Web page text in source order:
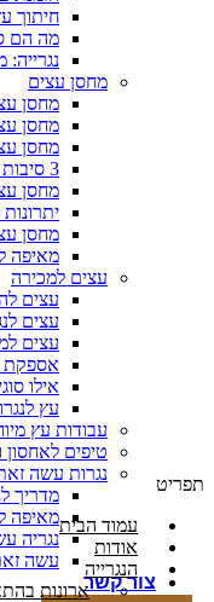
חיתוך
מה הם
מחסן עצים
מחסן
מחסן
מחסן
3 סיבות טובות לשימוש בשירותי מחסן עצים
מחסן
מחסן
מאיפה
עצים למכירה
עצים
עצים
עצים
אספקת עצים – 5
אילו
עץ
עבודות עץ
טיפים
נגרות עשה
מדריך
מאיפה
נגריה
עשה
צור קשר
תפריט
עמוד הבית
אודות
הנגרייה
ארונות